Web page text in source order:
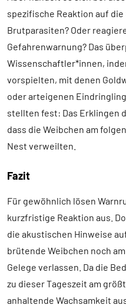
spezifische Reaktion auf
Brutparasiten? Oder
Gefahrenwarnung? Das
Wissenschaftler*innen,
vorspielten, mit denen
oder arteigenen
stellten fest: Das Erklingen
dass die Weibchen am
Nest verweilten.
Fazit
Für gewöhnlich lösen
kurzfristige Reaktion aus.
die akustischen Hinweise
brütende Weibchen noch
Gelege verlassen. Da die
zu dieser Tageszeit am
anhaltende Wachsamkeit